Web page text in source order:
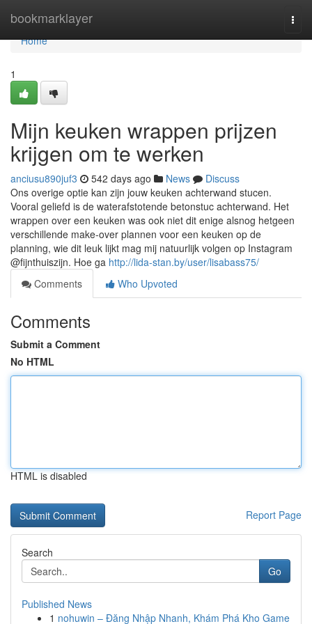
bookmarklayer
Home
Home
1
Mijn keuken wrappen prijzen
krijgen om te werken
anciusu890juf3 542 days ago News
Discuss
Ons overige optie kan zijn jouw keuken achterwand stucen.
Vooral geliefd is de waterafstotende betonstuc achterwand. Het
wrappen over een keuken was ook niet dit enige alsnog hetgeen
verschillende make-over plannen voor een keuken op de
planning, wie dit leuk lijkt mag mij natuurlijk volgen op Instagram
@fijnthuiszijn. Hoe ga http://lida-stan.by/user/lisabass75/
Comments
Who Upvoted
Comments
Submit a Comment
No HTML
HTML is disabled
Report Page
Search
Go
Published News
1 nohuwin – Đăng Nhập Nhanh, Khám Phá Kho Game